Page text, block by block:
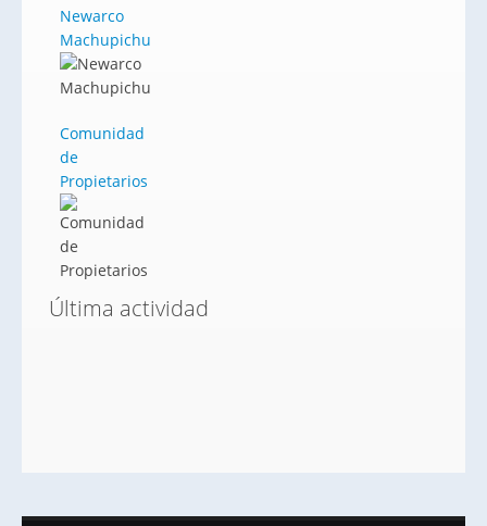
Newarco
Machupichu
Comunidad
de
Propietarios
Última actividad